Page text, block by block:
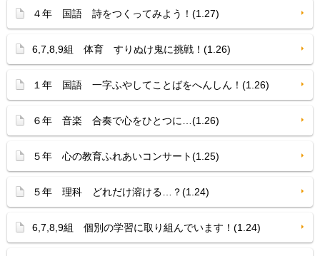
４年 国語 詩をつくってみよう！(1.27)
6,7,8,9組 体育 すりぬけ鬼に挑戦！(1.26)
１年 国語 一字ふやしてことばをへんしん！(1.26)
６年 音楽 合奏で心をひとつに…(1.26)
５年 心の教育ふれあいコンサート(1.25)
５年 理科 どれだけ溶ける…？(1.24)
6,7,8,9組 個別の学習に取り組んでいます！(1.24)